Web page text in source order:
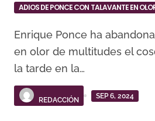
ADIOS DE PONCE CON TALAVANTE EN
Enrique Ponce ha abandonado a hombros y
en olor de multitudes el
la tarde en la…
REDACCIÓN
SEP 6, 2024